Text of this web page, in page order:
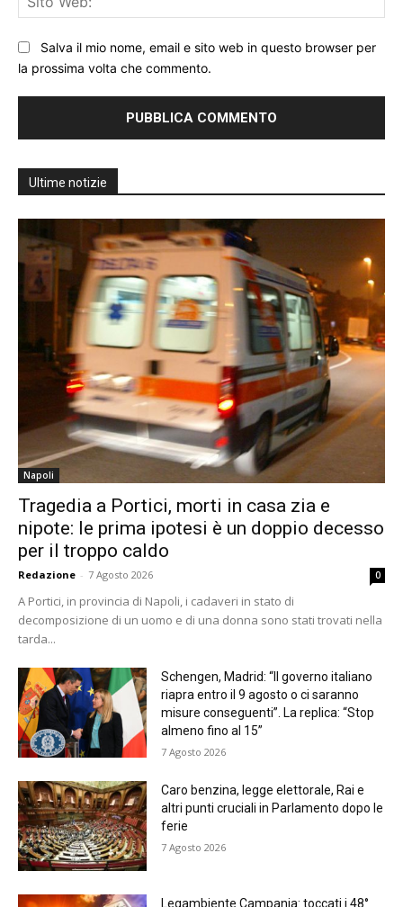
Salva il mio nome, email e sito web in questo browser per
la prossima volta che commento.
Ultime notizie
Napoli
Tragedia a Portici, morti in casa zia e
nipote: le prima ipotesi è un doppio decesso
per il troppo caldo
Redazione - 7 Agosto 2026 0
A Portici, in provincia di Napoli, i cadaveri in stato di
decomposizione di un uomo e di una donna sono stati trovati nella
tarda...
Schengen, Madrid: “Il governo italiano
riapra entro il 9 agosto o ci saranno
misure conseguenti”. La replica: “Stop
almeno fino al 15”
7 Agosto 2026
Caro benzina, legge elettorale, Rai e
altri punti cruciali in Parlamento dopo le
ferie
7 Agosto 2026
Legambiente Campania: toccati i 48°